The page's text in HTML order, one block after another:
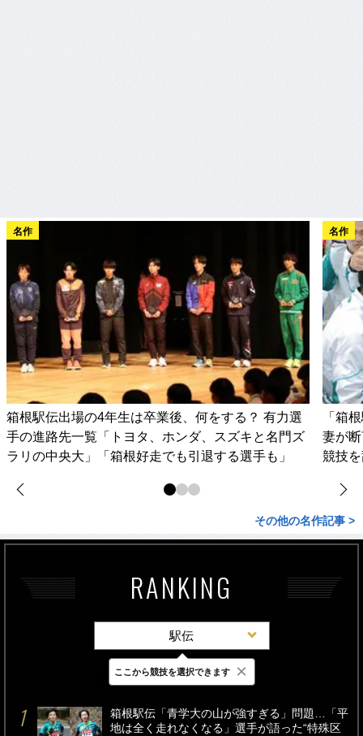
名作
箱根駅伝出場の4年生は卒業後、何をする？ 有力選
手の進路先一覧「トヨタ、ホンダ、スズキと名門ズ
ラリの中央大」「箱根好走でも引退する選手も」
名作
「箱
妻が
競技
その他の名作記事 >
RANKING
駅伝
最新 24時間 週間
箱根駅伝「青学大の山が強すぎる」問題…「平
地は全く走れなくなる」選手が語った“特殊区
ここから競技を選択できます ×